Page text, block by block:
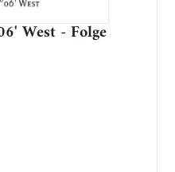
West - Folge